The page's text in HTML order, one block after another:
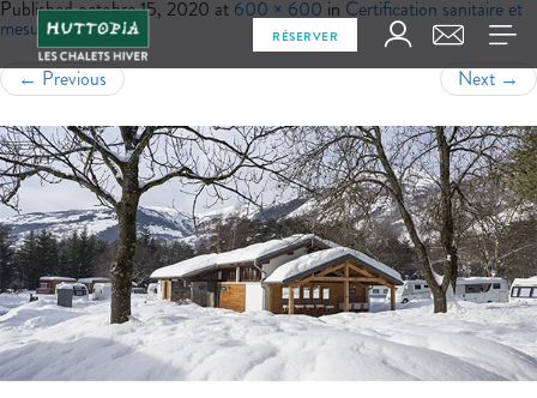
RÉSERVER
Publishedoctobre 15, 2020 at 600 × 600 in Certification sanitaire et
mesures d’hygiène
← Previous Next →